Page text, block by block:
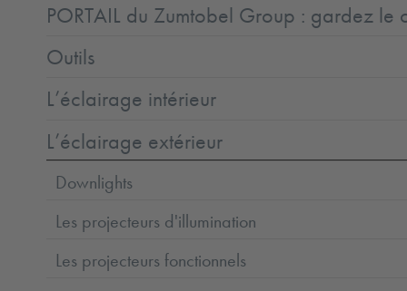
PORTAIL du Zumtobel Group : gardez le
Outils
L’éclairage intérieur
L’éclairage extérieur
Downlights
Les projecteurs d'illumination
Les projecteurs fonctionnels